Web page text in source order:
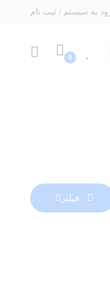
به سیستم / ثبت نام
فیلتر